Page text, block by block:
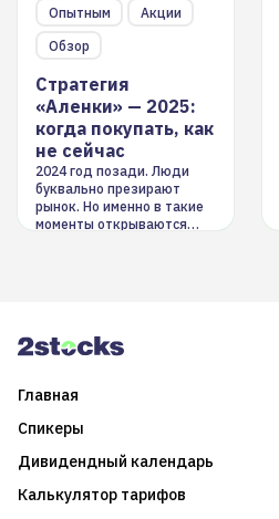
Опытным
Акции
Обзор
Стратегия
«Аленки» — 2025:
когда покупать, как
не сейчас
2024 год позади. Люди
буквально презирают
рынок. Но именно в такие
моменты открываются
Главная
Спикеры
Дивидендный календарь
Калькулятор тарифов